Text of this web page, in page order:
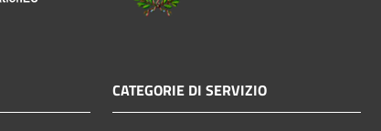
CATEGORIE DI SERVIZIO